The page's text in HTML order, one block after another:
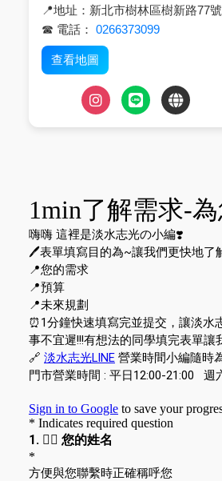
📍地址：新北市樹林區樹新路77號
☎ 電話： 0266373099
查看地圖